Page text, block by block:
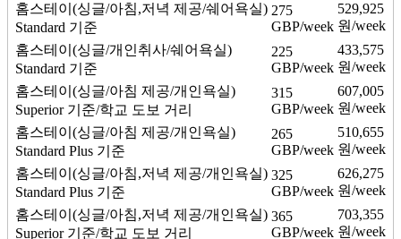
홈스테이(싱글/아침,저녁 제공/쉐어욕실)
Standard 기준
275
GBP/week
529,925
원/week
홈스테이(싱글/개인취사/쉐어욕실)
Standard 기준
225
GBP/week
433,575
원/week
홈스테이(싱글/아침 제공/개인욕실)
Superior 기준/학교 도보 거리
315
GBP/week
607,005
원/week
홈스테이(싱글/아침 제공/개인욕실)
Standard Plus 기준
265
GBP/week
510,655
원/week
홈스테이(싱글/아침,저녁 제공/개인욕실)
Standard Plus 기준
325
GBP/week
626,275
원/week
홈스테이(싱글/아침,저녁 제공/개인욕실)
Superior 기준/학교 도보 거리
365
GBP/week
703,355
원/week